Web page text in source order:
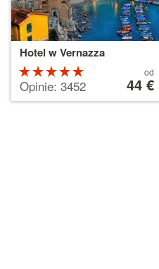
Hotel w Vernazza
5 na 5
gwiazdek
Opinie: 3452
od
44 €